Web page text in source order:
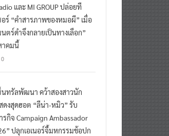
และ MI GROUP ปล่อยที
อร์ “คำสารภาพของหมอผี” เมื่อ
ตร์ดำจึงกลายเป็นทางเลือก”
าคมนี้
0
นทรัลพัฒนา คว้าสองสาวนัก
ดงสุดฮอต “ลีน่า-หมิว” รับ
รกิจ Campaign Ambassador
ปลุกเอเนอร์จี้มหกรรมช้อปก